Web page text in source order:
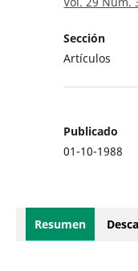
Sección
Artículos
Publicado
01-10-1988
Resumen